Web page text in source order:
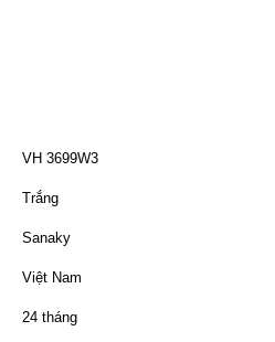
VH 3699W3
Trắng
Sanaky
Việt Nam
24 tháng